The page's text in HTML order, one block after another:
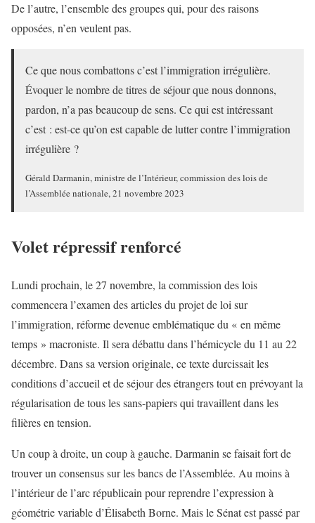
De l’autre, l’ensemble des groupes qui, pour des raisons
opposées, n’en veulent pas.
Ce que nous combattons c’est l’immigration irrégulière.
Évoquer le nombre de titres de séjour que nous donnons,
pardon, n’a pas beaucoup de sens. Ce qui est intéressant
c’est : est-ce qu’on est capable de lutter contre l’immigration
irrégulière ?
Gérald Darmanin, ministre de l’Intérieur, commission des lois de
l’Assemblée nationale, 21 novembre 2023
Volet répressif renforcé
Lundi prochain, le 27 novembre, la commission des lois
commencera l’examen des articles du projet de loi sur
l’immigration, réforme devenue emblématique du « en même
temps » macroniste. Il sera débattu dans l’hémicycle du 11 au 22
décembre. Dans sa version originale, ce texte durcissait les
conditions d’accueil et de séjour des étrangers tout en prévoyant la
régularisation de tous les sans-papiers qui travaillent dans les
filières en tension.
Un coup à droite, un coup à gauche. Darmanin se faisait fort de
trouver un consensus sur les bancs de l’Assemblée. Au moins à
l’intérieur de l’arc républicain pour reprendre l’expression à
géométrie variable d’Élisabeth Borne. Mais le Sénat est passé par